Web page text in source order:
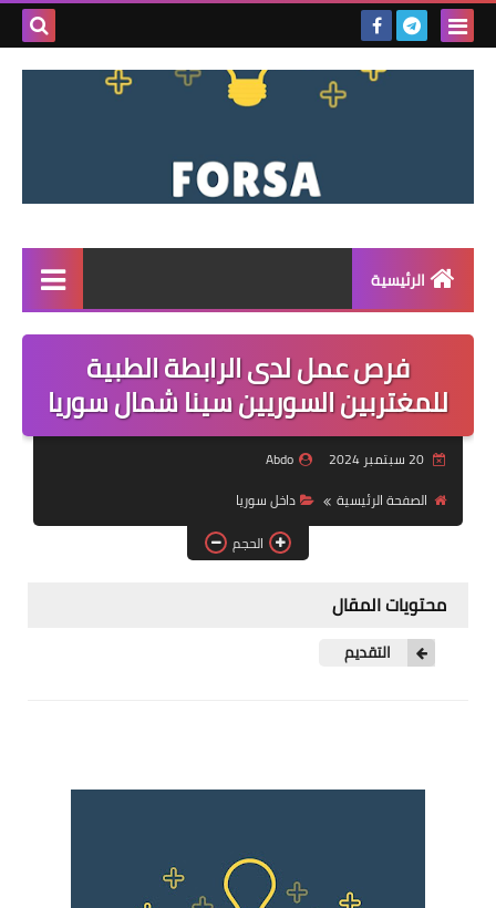
بحث
الرئيسية
القائمة
مناقصات
فرص عمل داخل سوريا
فرص عمل في العراق
فرص عمل في اليمن
فرص عمل لدى الرابطة الطبية
للمغتربين السوريين سينا شمال سوريا
20 سبتمبر 2024
Abdo
الصفحة الرئيسية
داخل سوريا
الحجم
محتويات المقال
التقديم